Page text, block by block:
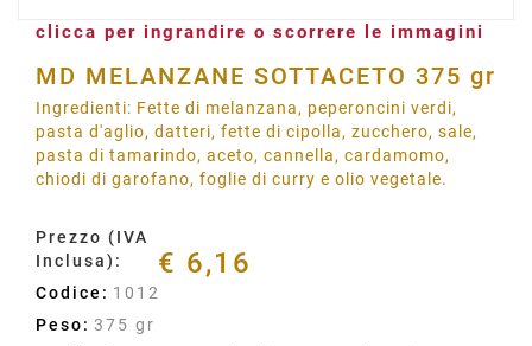
clicca per ingrandire o scorrere le immagini
MD MELANZANE SOTTACETO 375 gr
Ingredienti: Fette di melanzana, peperoncini verdi,
pasta d'aglio, datteri, fette di cipolla, zucchero, sale,
pasta di tamarindo, aceto, cannella, cardamomo,
chiodi di garofano, foglie di curry e olio vegetale.
Prezzo (IVA
Inclusa):
€ 6,16
Codice: 1012
Peso: 375 gr